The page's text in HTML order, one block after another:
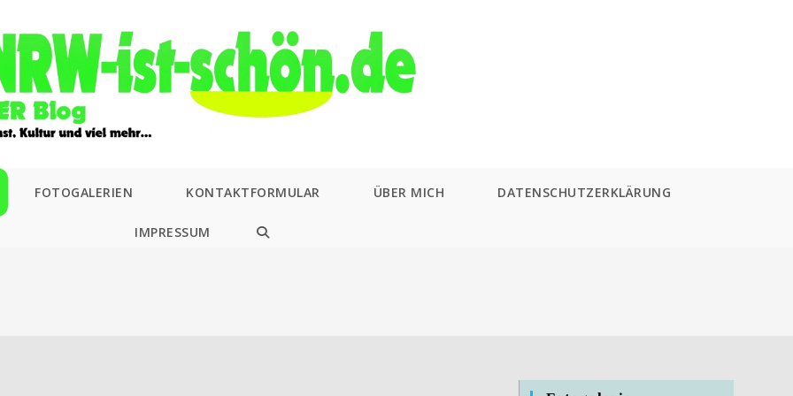
FOTOGALERIEN KONTAKTFORMULAR ÜBER MICH DATENSCHUTZERKLÄRUNG
IMPRESSUM
WEBSITE-